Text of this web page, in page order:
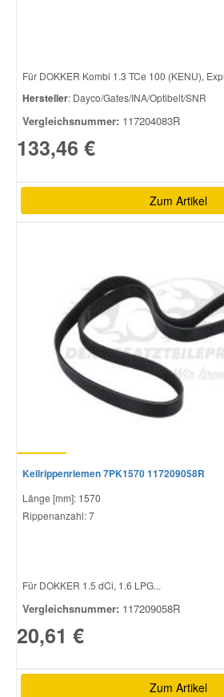
Für DOKKER Kombi 1.3 TCe 100 (KENU),
Hersteller: Dayco/Gates/INA/Optibelt/SNR
Vergleichsnummer: 117204083R
133,46 €
Zum Artikel
Keilrippenriemen 7PK1570 117209058R
Länge [mm]: 1570
Rippenanzahl: 7
Für DOKKER 1.5 dCi, 1.6 LPG...
Vergleichsnummer: 117209058R
20,61 €
Zum Artikel